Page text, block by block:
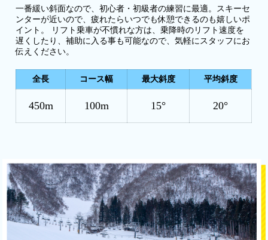
一番緩い斜面なので、初心者・初級者の練習に最適。スキーセ
ンターが近いので、疲れたらいつでも休憩できるのも嬉しいポ
イント。 リフト乗車が不慣れな方は、乗降時のリフト速度を
遅くしたり、補助に入る事も可能なので、気軽にスタッフにお
伝えください。
全長 コース幅 最大斜度 平均斜度
450m 100m 15° 20°